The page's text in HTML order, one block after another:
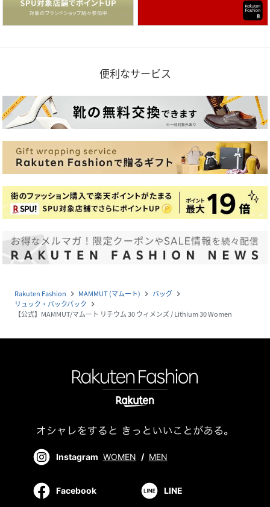
便利なサービス
Rakuten Fashion navigate_next MAMMUT (マムート) navigate_next バッグ navigate_next
リュック・バックパック navigate_next
【公式】MAMMUT/マムート リチウム 30 ウィメンズ / Lithium 30 Women
Instagram WOMEN / MEN
Facebook LINE